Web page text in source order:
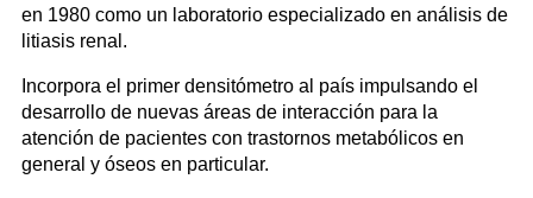
en 1980 como un laboratorio especializado en análisis de
litiasis renal.
Incorpora el primer densitómetro al país impulsando el
desarrollo de nuevas áreas de interacción para la
atención de pacientes con trastornos metabólicos en
general y óseos en particular.